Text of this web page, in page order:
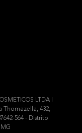
LTDA I
Thomazella, 432,
564 - Distrito